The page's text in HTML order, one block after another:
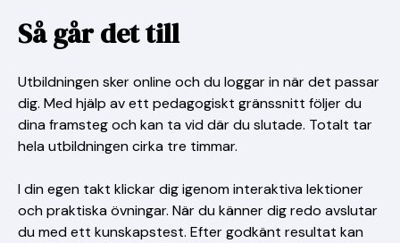
Så går det till
Utbildningen sker online och du loggar in när det passar
dig. Med hjälp av ett pedagogiskt gränssnitt följer du
dina framsteg och kan ta vid där du slutade. Totalt tar
hela utbildningen cirka tre timmar.
I din egen takt klickar dig igenom interaktiva lektioner
och praktiska övningar. När du känner dig redo avslutar
du med ett kunskapstest. Efter godkänt resultat kan